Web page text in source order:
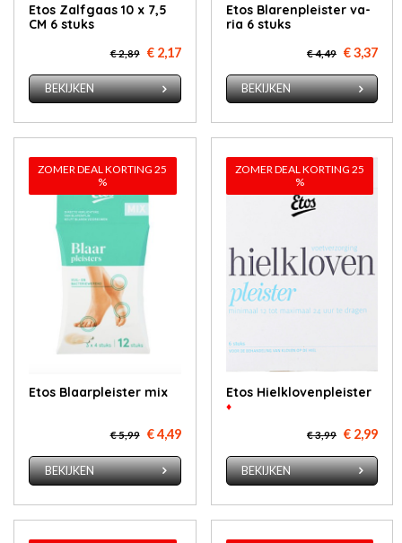
Etos Zalfgaas 10 x 7,5
CM 6 stuks
€ 2,89 € 2,17
BEKIJKEN
Etos Bla­ren­pleis­ter va­
ria 6 stuks
€ 4,49 € 3,37
BEKIJKEN
ZOMER DEAL KORTING 25
%
Etos Blaar­pleis­ter mix
€ 5,99 € 4,49
BEKIJKEN
ZOMER DEAL KORTING 25
%
Etos Hiel­klo­ven­pleis­ter
♦
€ 3,99 € 2,99
BEKIJKEN